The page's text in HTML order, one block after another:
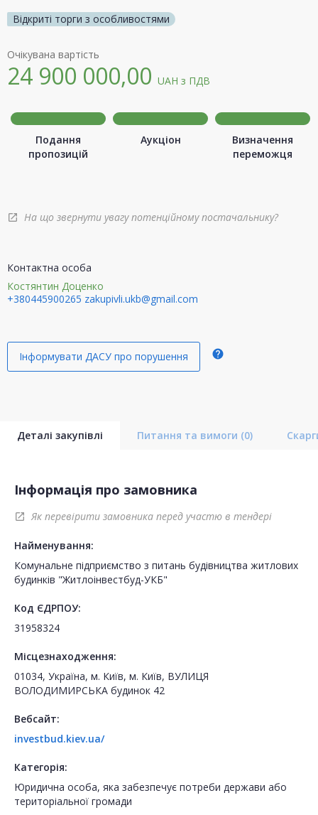
Відкриті торги з особливостями
Очікувана вартість
24 900 000,00 UAH з ПДВ
Подання
пропозицій
Аукціон
Визначення
переможця
open_in_new На що звернути увагу потенційному постачальнику?
Контактна особа
Костянтин Доценко
+380445900265 zakupivli.ukb@gmail.com
Інформувати ДАСУ про порушення help
Деталі закупівлі Питання та вимоги (0)
Інформація про замовника
open_in_new Як перевірити замовника перед участю в тендері
Найменування:
Комунальне підприємство з питань будівництва житлових
будинків "Житлоінвестбуд-УКБ"
Код ЄДРПОУ:
31958324
Місцезнаходження:
01034, Україна, м. Київ, м. Київ, ВУЛИЦЯ
ВОЛОДИМИРСЬКА будинок 42
Вебсайт:
investbud.kiev.ua/
Категорія:
Юридична особа, яка забезпечує потреби держави або
територіальної громади